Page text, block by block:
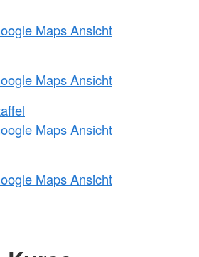
Maps Ansicht
Maps Ansicht
Maps Ansicht
Maps Ansicht